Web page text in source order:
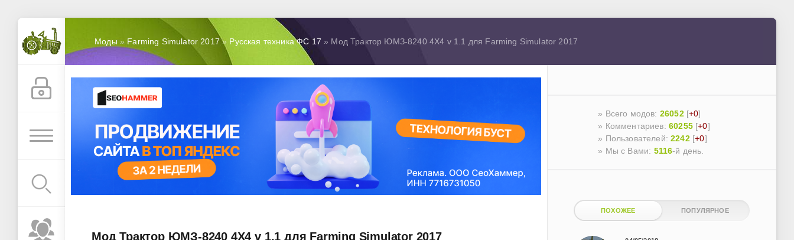
Моды» Farming Simulator 2017» Русская техника ФС 17 » Мод Трактор ЮМЗ-8240 4X4 v 1.1 для Farming Simulator 2017
Мод Трактор ЮМЗ-8240 4X4 v 1.1 для Farming Simulator 2017
» Всего модов: 26052[+0]
» Комментариев: 60255[+0]
» Пользователей:2242[+0]
» Мы с Вами: 5116-й день.
ПОХОЖЕЕ ПОПУЛЯРНОЕ